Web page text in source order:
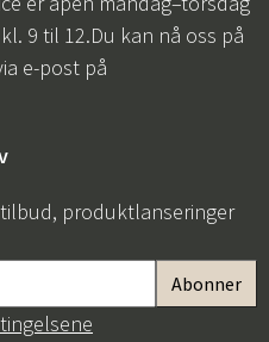
9 til 12.Du kan nå oss på
e-post på
produktlanseringer